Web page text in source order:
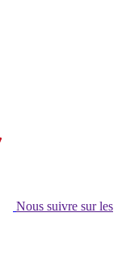
Nous suivre sur les